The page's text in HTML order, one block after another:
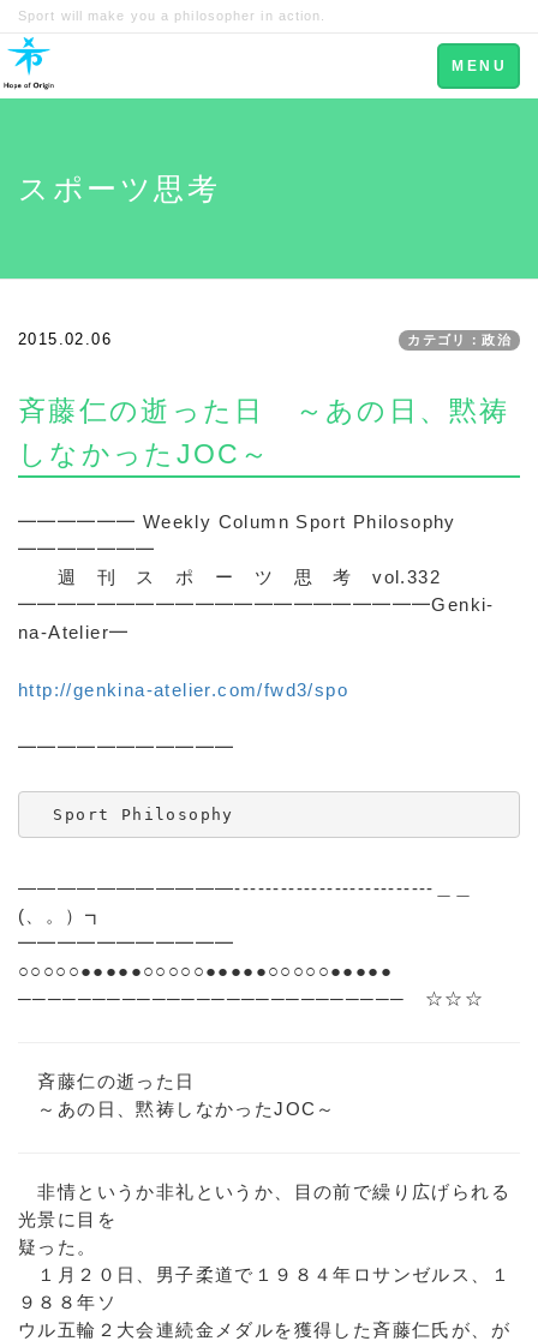
Sport will make you a philosopher in action.
Toggle
navigation
MENU
スポーツ思考
2015.02.06 カテゴリ：政治
斉藤仁の逝った日 ～あの日、黙祷
しなかったJOC～
━━━━━━ Weekly Column Sport Philosophy
━━━━━━━
週 刊 ス ポ ー ツ 思 考 vol.332
━━━━━━━━━━━━━━━━━━━━━Genki-
na-Atelier━
http://genkina-atelier.com/fwd3/spo
━━━━━━━━━━━
  Sport Philosophy
―――――――――――--------------------------＿＿
(、。）┓
━━━━━━━━━━━
○○○○○●●●●●○○○○○●●●●●○○○○○●●●●●
────────────────────────── ☆☆☆
斉藤仁の逝った日
～あの日、黙祷しなかったJOC～
非情というか非礼というか、目の前で繰り広げられる
光景に目を
疑った。
１月２０日、男子柔道で１９８４年ロサンゼルス、１
９８８年ソ
ウル五輪２大会連続金メダルを獲得した斉藤仁氏が、が